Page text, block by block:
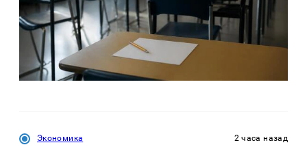
Экономика 2 часа назад